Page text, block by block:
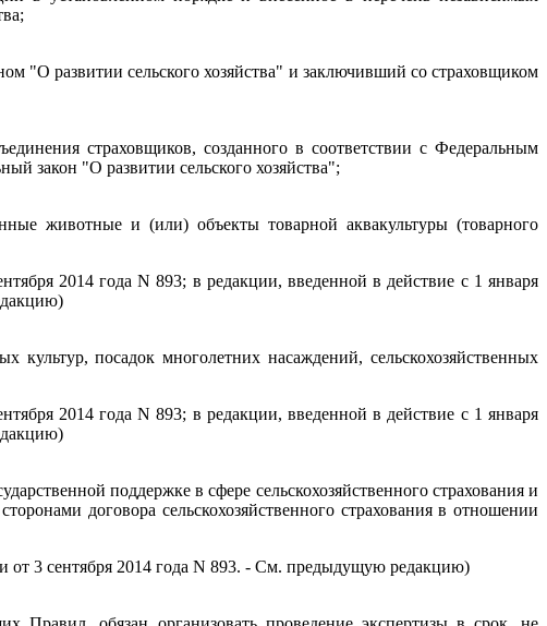
"О развитии сельского хозяйства" и заключивший со страховщиком
страховщиков, созданного в соответствии с Федеральным
закон "О развитии сельского хозяйства";
животные и (или) объекты товарной аквакультуры (товарного
2014 года N 893; в редакции, введенной в действие с 1 января
культур, посадок многолетних насаждений, сельскохозяйственных
2014 года N 893; в редакции, введенной в действие с 1 января
поддержке в сфере сельскохозяйственного страхования и
договора сельскохозяйственного страхования в отношении
от 3 сентября 2014 года N 893. - См. предыдущую редакцию)